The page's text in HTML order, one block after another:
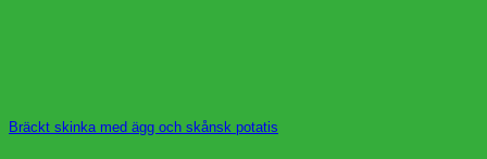
Bräckt skinka med ägg och skånsk potatis